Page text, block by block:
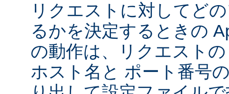
リクエストに対してど
るかを決定するときの
の動作は、リクエスト
ホスト名と ポート番号